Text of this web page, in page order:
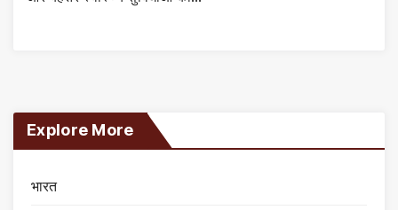
Explore More
भारत